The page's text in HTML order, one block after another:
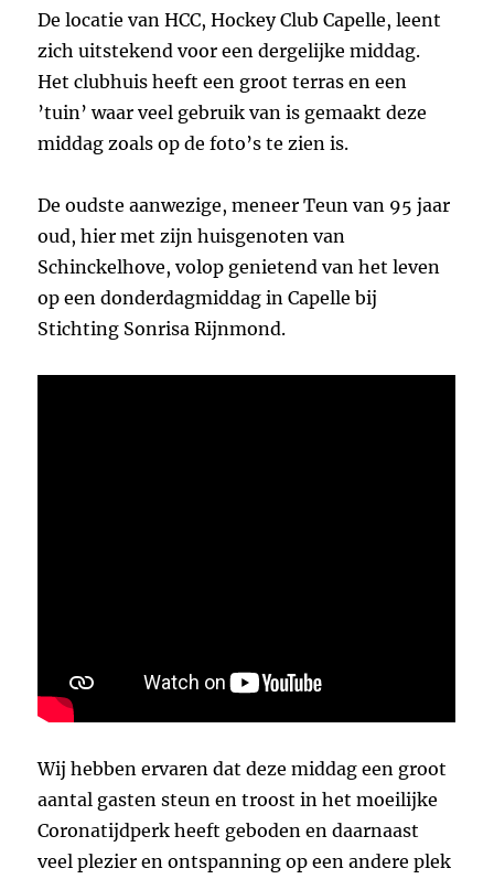
De locatie van HCC, Hockey Club Capelle, leent
zich uitstekend voor een dergelijke middag.
Het clubhuis heeft een groot terras en een
’tuin’ waar veel gebruik van is gemaakt deze
middag zoals op de foto’s te zien is.
De oudste aanwezige, meneer Teun van 95 jaar
oud, hier met zijn huisgenoten van
Schinckelhove, volop genietend van het leven
op een donderdagmiddag in Capelle bij
Stichting Sonrisa Rijnmond.
Wij hebben ervaren dat deze middag een groot
aantal gasten steun en troost in het moeilijke
Coronatijdperk heeft geboden en daarnaast
veel plezier en ontspanning op een andere plek